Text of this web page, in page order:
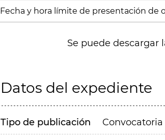
Fecha y hora límite de presentación de
Se puede descargar
Datos del expediente
Tipo de publicación